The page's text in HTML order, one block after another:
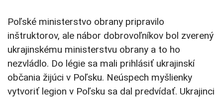
Poľské ministerstvo obrany pripravilo
inštruktorov, ale nábor dobrovoľníkov bol zverený
ukrajinskému ministerstvu obrany a to ho
nezvládlo. Do légie sa mali prihlásiť ukrajinskí
občania žijúci v Poľsku. Neúspech myšlienky
vytvoriť legion v Poľsku sa dal predvídať. Ukrajinci